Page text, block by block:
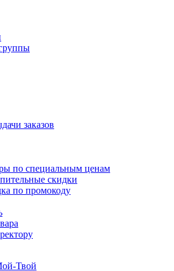
заказов
по специальным ценам
скидки
по промокоду